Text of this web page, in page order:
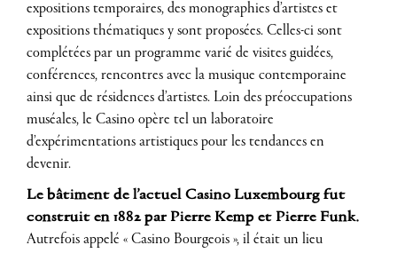
expositions temporaires, des monographies d’artistes et
expositions thématiques y sont proposées. Celles-ci sont
complétées par un programme varié de visites guidées,
conférences, rencontres avec la musique contemporaine
ainsi que de résidences d’artistes. Loin des préoccupations
muséales, le Casino opère tel un laboratoire
d’expérimentations artistiques pour les tendances en
devenir.
Le bâtiment de l’actuel Casino Luxembourg fut
construit en 1882 par Pierre Kemp et Pierre Funk.
Autrefois appelé « Casino Bourgeois », il était un lieu